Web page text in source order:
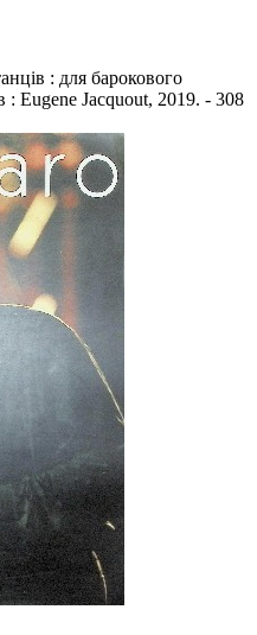
: для барокового
: Eugene Jacquout, 2019. - 308